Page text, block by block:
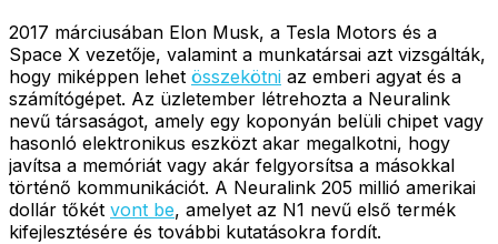
2017 márciusában Elon Musk, a Tesla Motors és a
Space X vezetője, valamint a munkatársai azt vizsgálták,
hogy miképpen lehet összekötni az emberi agyat és a
számítógépet. Az üzletember létrehozta a Neuralink
nevű társaságot, amely egy koponyán belüli chipet vagy
hasonló elektronikus eszközt akar megalkotni, hogy
javítsa a memóriát vagy akár felgyorsítsa a másokkal
történő kommunikációt. A Neuralink 205 millió amerikai
dollár tőkét vont be, amelyet az N1 nevű első termék
kifejlesztésére és további kutatásokra fordít.